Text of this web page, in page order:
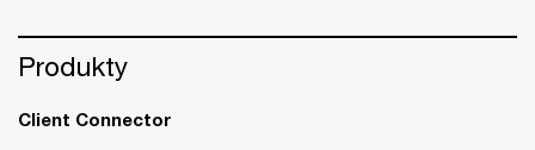
Produkty
Client Connector